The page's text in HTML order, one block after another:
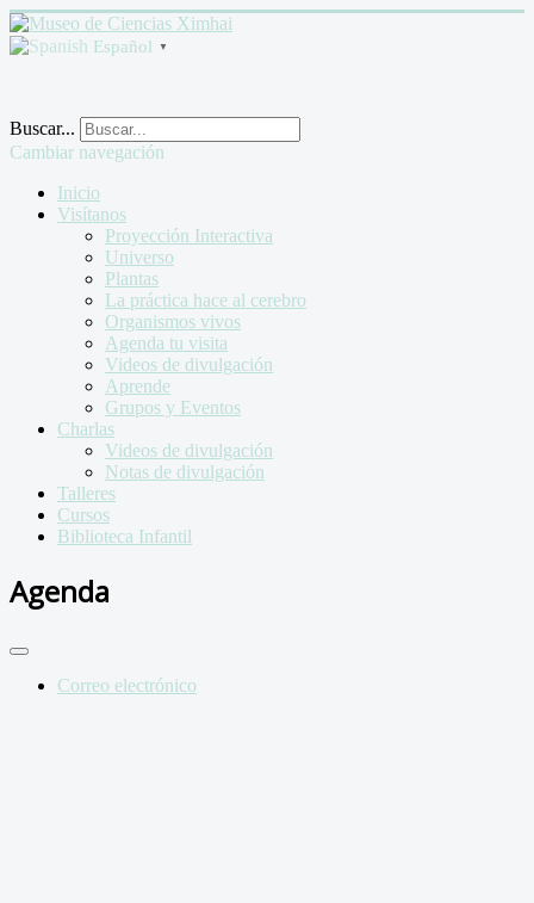
Español ▼
Buscar...
Cambiar navegación
Inicio
Visítanos
Proyección Interactiva
Universo
Plantas
La práctica hace al cerebro
Organismos vivos
Agenda tu visita
Videos de divulgación
Aprende
Grupos y Eventos
Charlas
Videos de divulgación
Notas de divulgación
Talleres
Cursos
Biblioteca Infantil
Agenda
Correo electrónico